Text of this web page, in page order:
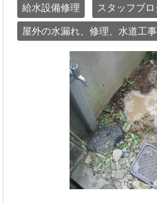
給水設備修理 スタッフブロ
屋外の水漏れ、修理、水道工